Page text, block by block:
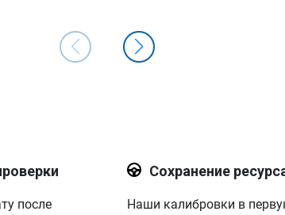
после
Сохранение
Наши калибровки в